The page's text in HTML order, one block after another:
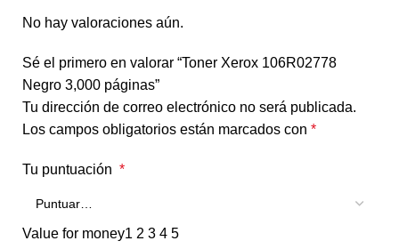
No hay valoraciones aún.
Sé el primero en valorar “Toner Xerox 106R02778
Negro 3,000 páginas”
Tu dirección de correo electrónico no será publicada.
Los campos obligatorios están marcados con *
Tu puntuación *
Value for money1 2 3 4 5